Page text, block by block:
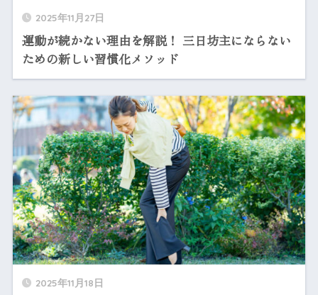
2025年11月27日
運動が続かない理由を解説！ 三日坊主にならない
ための新しい習慣化メソッド
2025年11月18日